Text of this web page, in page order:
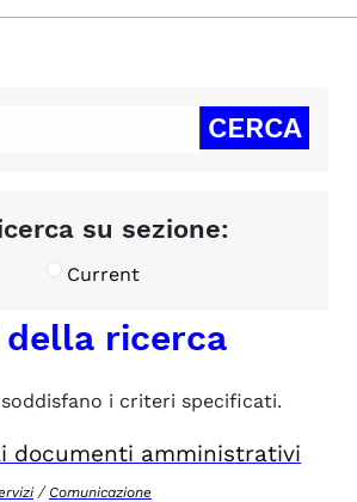
su sezione:
Current
ricerca
i criteri specificati.
documenti amministrativi
/ Comunicazione